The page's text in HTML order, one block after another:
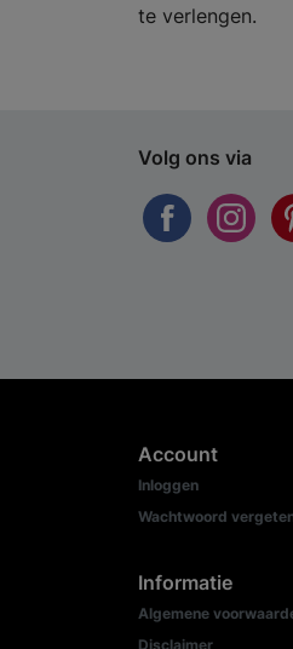
te verlengen.
Volg ons via
Account
Inloggen
Wachtwoord
Informatie
Algemene
Disclaimer